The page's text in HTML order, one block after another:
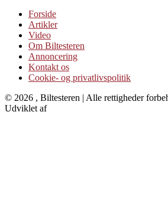
Forside
Artikler
Video
Om Biltesteren
Annoncering
Kontakt os
Cookie- og privatlivspolitik
© 2026 , Biltesteren | Alle rettigheder
Udviklet af